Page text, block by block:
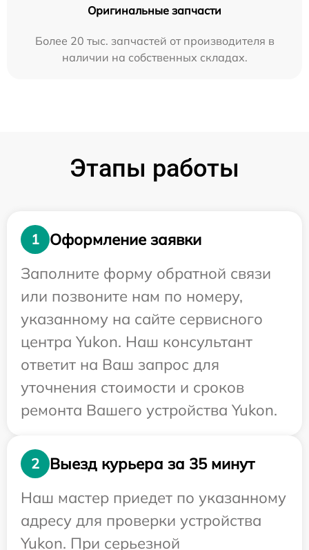
Оригинальные запчасти
Более 20 тыс. запчастей от производителя в
наличии на собственных складах.
Этапы работы
1
Оформление заявки
Заполните форму обратной связи
или позвоните нам по номеру,
указанному на сайте сервисного
центра Yukon. Наш консультант
ответит на Ваш запрос для
уточнения стоимости и сроков
ремонта Вашего устройства Yukon.
2
Выезд курьера за 35 минут
Наш мастер приедет по указанному
адресу для проверки устройства
Yukon. При серьезной